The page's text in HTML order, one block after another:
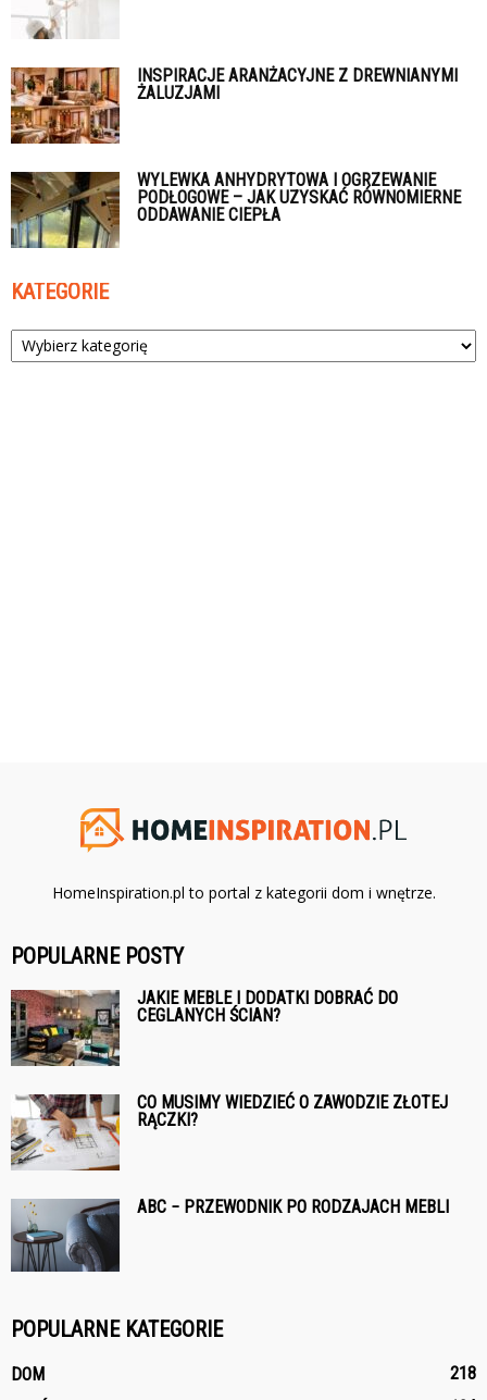
INSPIRACJE ARANŻACYJNE Z DREWNIANYMI
ŻALUZJAMI
WYLEWKA ANHYDRYTOWA I OGRZEWANIE
PODŁOGOWE – JAK UZYSKAĆ RÓWNOMIERNE
ODDAWANIE CIEPŁA
KATEGORIE
Kategorie
HomeInspiration.pl to portal z kategorii dom i wnętrze.
POPULARNE POSTY
JAKIE MEBLE I DODATKI DOBRAĆ DO
CEGLANYCH ŚCIAN?
CO MUSIMY WIEDZIEĆ O ZAWODZIE ZŁOTEJ
RĄCZKI?
ABC − PRZEWODNIK PO RODZAJACH MEBLI
POPULARNE KATEGORIE
DOM
218